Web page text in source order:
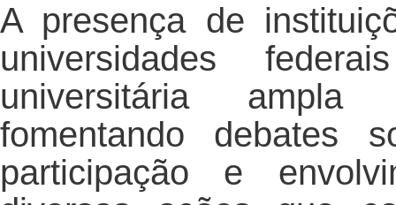
A presença de
universidades
universitária
fomentando debates
participação e